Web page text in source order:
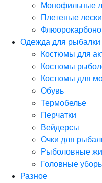
Монофильные
Плетеные
Одежда для рыбалки
Костюмы для
Костюмы
Костюмы для
Обувь
Термобелье
Перчатки
Вейдерсы
Очки для
Рыболовные
Головные
Разное